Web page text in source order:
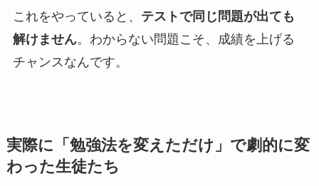
これをやっていると、 テストで同じ問題が出ても
解けません。わからない問題こそ、成績を上げる
チャンスなんです。
実際に「勉強法を変えただけ」で劇的に変
わった生徒たち